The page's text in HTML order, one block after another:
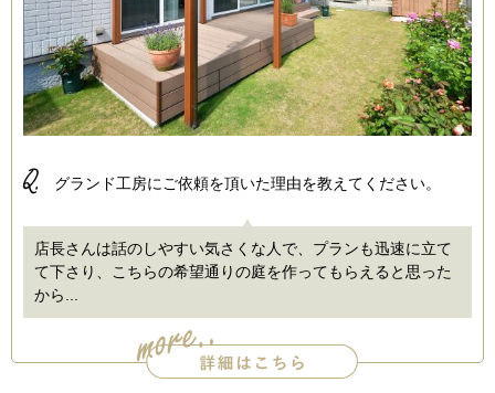
Q. グランド工房にご依頼を頂いた理由を教えてください。
店長さんは話のしやすい気さくな人で、プランも迅速に立て
て下さり、こちらの希望通りの庭を作ってもらえると思った
から...